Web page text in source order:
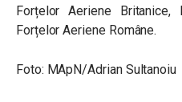
Forțelor Aeriene
Forțelor Aeriene Române.
Foto: MApN/Adrian Sultanoiu